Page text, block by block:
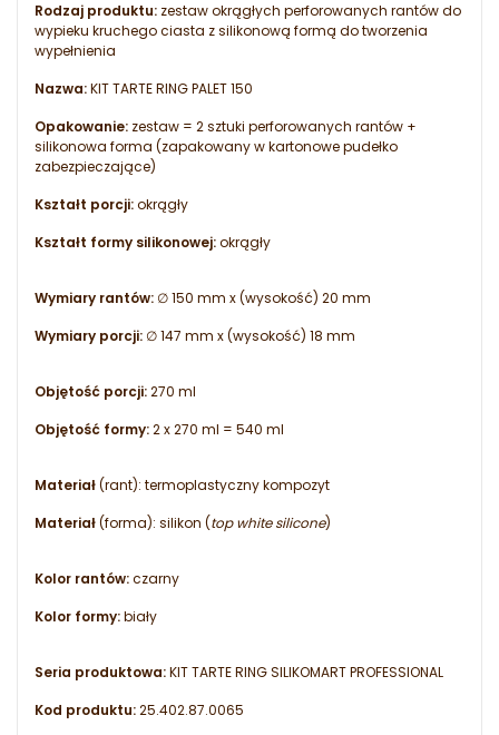
Rodzaj produktu: zestaw okrągłych perforowanych rantów do
wypieku kruchego ciasta z silikonową formą do tworzenia
wypełnienia
Nazwa:KIT TARTE RING PALET 150
Opakowanie: zestaw = 2 sztuki perforowanych rantów +
silikonowa forma (zapakowany w kartonowe pudełko
zabezpieczające)
Kształt porcji:okrągły
Kształt formy silikonowej:okrągły
Wymiary rantów: ∅ 150 mm x (wysokość) 20 mm
Wymiary porcji: ∅ 147 mm x (wysokość) 18 mm
Objętość porcji:270 ml
Objętość formy:2 x 270 ml = 540 ml
Materiał(rant): termoplastyczny kompozyt
Materiał(forma): silikon (top white silicone)
Kolor rantów:czarny
Kolor formy:biały
Seria produktowa:KIT TARTE RING SILIKOMART PROFESSIONAL
Kod produktu:25.402.87.0065